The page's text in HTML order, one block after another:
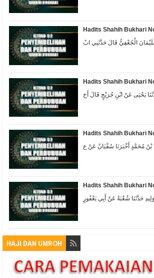
Hadits Shahih Bukhari
Hadits Shahih Bukhari
Hadits Shahih Bukhari
Hadits Shahih Bukhari
HAJI DAN UMROH